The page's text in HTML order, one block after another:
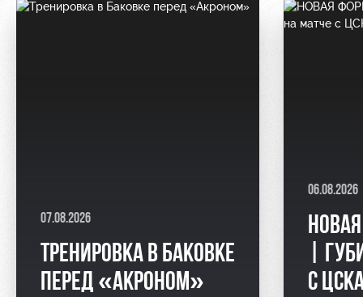
07.08.2026
ТРЕНИРОВКА В БАКОВКЕ
ПЕРЕД «АКРОНОМ»
06.08.2026
|
С